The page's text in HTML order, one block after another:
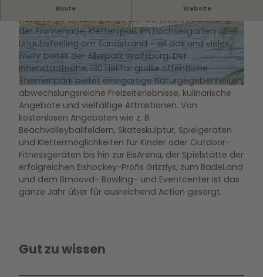
© WMG Wolfsburg Foto: Sahnefoto | CC0
© WMG Wolfsburg Foto: Sahnefoto | CC0 © WMG Wolfsburg Foto: Sahnefoto |CC0
Route Website
Nah, näher - Allerpark
Ausgiebige Spaziergänge um den Allersee entlang
der Promenade, Kletterspaß im Hochseilgarten oder
Urlaubsfeeling am Sandstrand – all das und vieles
mehr bietet der Allerpark Wolfsburg. Der
innenstadtnahe, 130 Hektar große öffentliche
Themenpark bietet einzigartige Naturgegebenheiten,
abwechslungsreiche Freizeiterlebnisse, kulinarische
Angebote und vielfältige Attraktionen. Von
kostenlosen Angeboten wie z. B.
Beachvolleyballfeldern, Skateskulptur, Spielgeräten
und Klettermöglichkeiten für Kinder oder Outdoor-
Fitnessgeräten bis hin zur EisArena, der Spielstätte der
erfolgreichen Eishockey-Profis Grizzlys, zum BadeLand
und dem Bmoovd- Bowling- und Eventcenter ist das
ganze Jahr über für ausreichend Action gesorgt.
Gut zu wissen